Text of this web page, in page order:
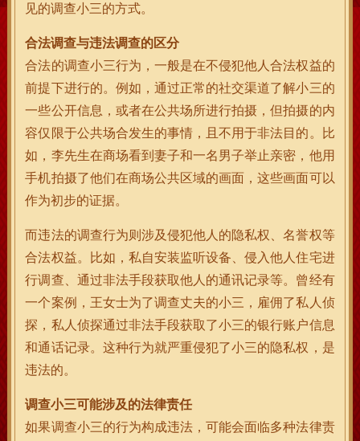
见的调查小三的方式。
合法调查与违法调查的区分
合法的调查小三行为，一般是在不侵犯他人合法权益的
前提下进行的。例如，通过正常的社交渠道了解小三的
一些公开信息，或者在公共场所进行拍摄，但拍摄的内
容仅限于公共场合发生的事情，且不用于非法目的。比
如，李先生在商场看到妻子和一名男子举止亲密，他用
手机拍摄了他们在商场公共区域的画面，这些画面可以
作为初步的证据。
而违法的调查行为则涉及侵犯他人的隐私权、名誉权等
合法权益。比如，私自安装监听设备、侵入他人住宅进
行调查、通过非法手段获取他人的通讯记录等。曾经有
一个案例，王女士为了调查丈夫的小三，雇佣了私人侦
探，私人侦探通过非法手段获取了小三的银行账户信息
和通话记录。这种行为就严重侵犯了小三的隐私权，是
违法的。
调查小三可能涉及的法律责任
如果调查小三的行为构成违法，可能会面临多种法律责